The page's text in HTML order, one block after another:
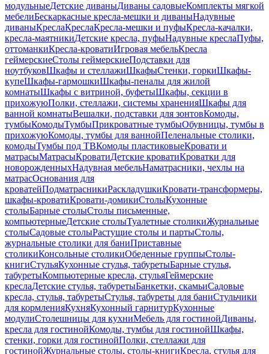
модульныеДетские диваныДиваны садовыеКомплекты мягкой
мебелиБескаркасные кресла-мешки и диваныНадувные
диваныКреслаКреслаКресла-мешки и пуфыКресла-качалки,
кресла-маятникиДетские кресла, пуфыНадувные креслаПуфы,
оттоманкиКресла-кроватиИгровая мебельКресла
геймерскиеСтолы геймерскиеПодставки для
ноутбуковШкафы и стеллажиШкафыСтенки, горкиШкафы-
купеШкафы-гармошкиШкафы-пеналы для жилой
комнатыШкафы с витриной, буфетыШкафы, секции в
прихожуюПолки, стеллажи, системы храненияШкафы для
ванной комнатыВешалки, подставки для зонтовКомоды,
тумбыКомодыТумбыПрикроватные тумбыОбувницы, тумбы в
прихожуюКомоды, тумбы для ваннойПеленальные столики,
комодыТумбы под ТВКомоды пластиковыеКровати и
матрасыМатрасыКроватиДетские кроватиКроватки для
новорожденныхНадувная мебельНаматрасники, чехлы на
матрасОснования для
кроватейПодматрасникиРаскладушкиКровати-трансформеры,
шкафы-кроватиКровати-домикиСтолыКухонные
столыБарные столыСтолы письменные,
компьютерныеДетские столыТуалетные столикиЖурнальные
столыСадовые столыРастущие столы и партыСтолы,
журнальные столики для баниПриставные
столикиКонсольные столикиОбеденные группыСтолы-
книгиСтульяКухонные стулья, табуретыБарные стулья,
табуретыКомпьютерные кресла, стульяГеймерские
креслаДетские стулья, табуретыБанкетки, скамьиСадовые
кресла, стулья, табуретыСтулья, табуреты для баниСтульчики
для кормленияКухняКухонный гарнитурКухонные
модулиСтолешницы для кухниМебель для гостинойДиваны,
кресла для гостинойКомоды, тумбы для гостинойШкафы,
стенки, горки для гостинойПолки, стеллажи для
гостинойЖурнальные столы, столы-книгиКресла, стулья для